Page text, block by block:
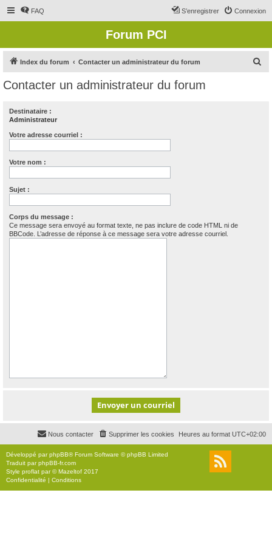
FAQ Connexion
S’enregistrer
Forum PCI
Index du forum Contacter un administrateur du forum
Contacter un administrateur du forum
Destinataire :
Administrateur
Votre adresse courriel :
Votre nom :
Sujet :
Corps du message :
Ce message sera envoyé au format texte, ne pas inclure de code HTML ni de
BBCode. L’adresse de réponse à ce message sera votre adresse courriel.
Heures au format UTC+02:00
Supprimer les cookies
Nous contacter
Développé parphpBB® Forum Software © phpBB Limited
Traduit parphpBB-fr.com
Style proflat par ©Mazeltof 2017
Confidentialité | Conditions